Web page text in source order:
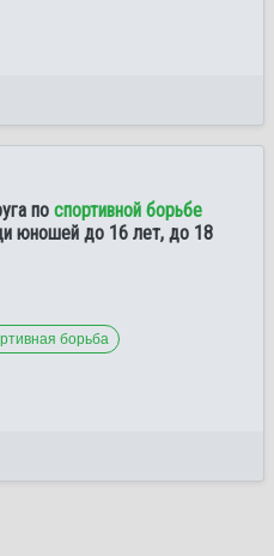
по спортивной борьбе
юношей до 16 лет, до 18
борьба